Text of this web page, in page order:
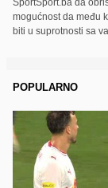
SportSport.ba da
mogućnost da među
biti u suprotnosti sa
POPULARNO